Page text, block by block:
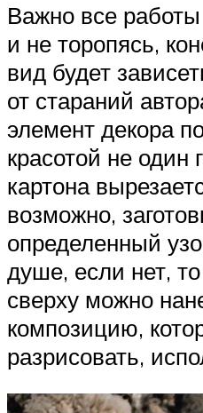
Важно все
и не торопясь,
вид будет
от стараний
элемент декора
красотой не один
картона
возможно,
определенный
душе, если нет,
сверху можно
композицию,
разрисовать,